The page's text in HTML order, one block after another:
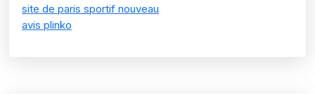
site de paris sportif nouveau
avis plinko